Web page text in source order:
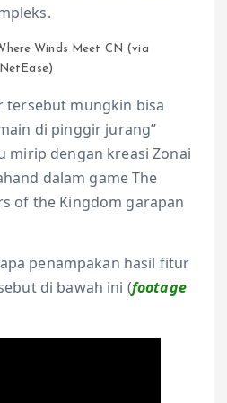
Winds Meet CN (via
NetEase)
tersebut mungkin bisa
di pinggir jurang”
mirip dengan kreasi Zonai
dalam game The
of the Kingdom garapan
penampakan hasil fitur
di bawah ini (footage